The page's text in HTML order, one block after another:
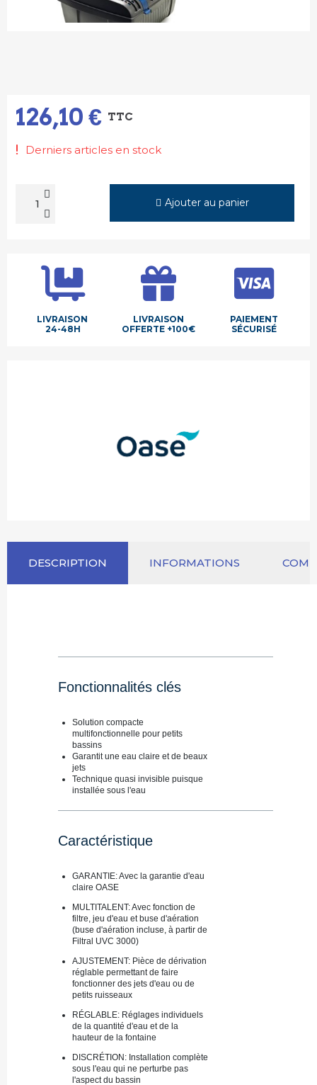
126,10 € TTC
Derniers articles en stock
Ajouter au panier
LIVRAISON
24-48H
LIVRAISON
OFFERTE +100€
PAIEMENT
SÉCURISÉ
DESCRIPTION INFORMATIONS
Fonctionnalités clés
Solution compacte
multifonctionnelle pour petits
bassins
Garantit une eau claire et de beaux
jets
Technique quasi invisible puisque
installée sous l'eau
Caractéristique
GARANTIE​​: Avec la garantie d'eau
claire OASE
MULTITALENT​​: Avec fonction de
filtre, jeu d'eau et buse d'aération
(buse d'aération incluse, à partir de
Filtral UVC 3000)
AJUSTEMENT​​: Pièce de dérivation
réglable permettant de faire
fonctionner des jets d'eau ou de
petits ruisseaux
RÉGLABLE: Réglages individuels
de la quantité d'eau et de la
hauteur de la fontaine
DISCRÉTION: Installation complète
sous l'eau qui ne perturbe pas
l'aspect du bassin